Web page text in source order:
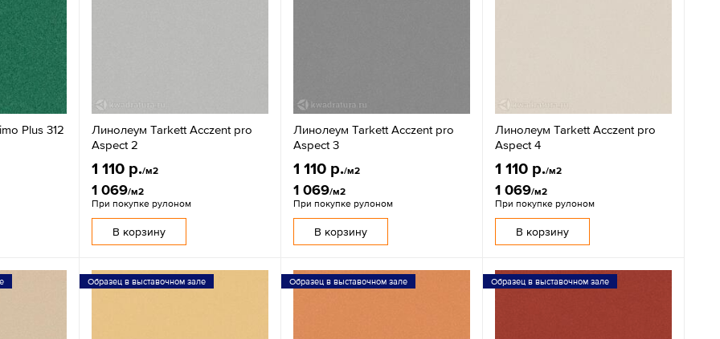
Plus 312
Линолеум Tarkett Acczent pro
Aspect 2
1 110 р./м2
1 069/м2
При покупке рулоном
В корзину
Линолеум Tarkett Acczent pro
Aspect 3
1 110 р./м2
1 069/м2
При покупке рулоном
В корзину
Линолеум Tarkett Acczent pro
Aspect 4
1 110 р./м2
1 069/м2
При покупке рулоном
В корзину
Образец в выставочном зале Образец в выставочном зале Образец в выставочном зале